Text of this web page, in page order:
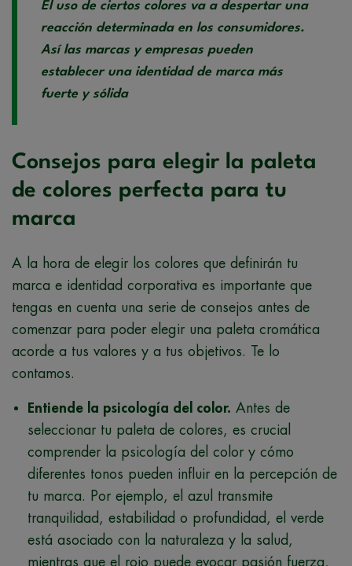
El uso de ciertos colores va a despertar una
reacción determinada en los consumidores.
Así las marcas y empresas pueden
establecer una identidad de marca más
fuerte y sólida
Consejos para elegir la paleta
de colores perfecta para tu
marca
A la hora de elegir los colores que definirán tu
marca e identidad corporativa es importante que
tengas en cuenta una serie de consejos antes de
comenzar para poder elegir una paleta cromática
acorde a tus valores y a tus objetivos. Te lo
contamos.
Entiende la psicología del color. Antes de
seleccionar tu paleta de colores, es crucial
comprender la psicología del color y cómo
diferentes tonos pueden influir en la percepción de
tu marca. Por ejemplo, el azul transmite
tranquilidad, estabilidad o profundidad, el verde
está asociado con la naturaleza y la salud,
mientras que el rojo puede evocar pasión fuerza,